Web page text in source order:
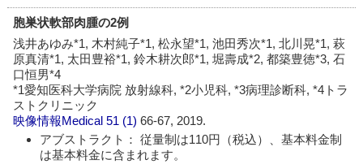
胞巣状軟部肉腫の2例
浅井あゆみ*1, 木村純子*1, 松永望*1, 池田秀次*1, 北川晃*1, 萩
原真清*1, 太田豊裕*1, 鈴木耕次郎*1, 堀壽成*2, 都築豊徳*3, 石
口恒男*4
*1愛知医科大学病院 放射線科, *2小児科, *3病理診断科, *4トラ
ストクリニック
映像情報Medical 51 (1)66-67, 2019.
アブストラクト： 従量制は110円（税込）、基本料金制
は基本料金に含まれます。